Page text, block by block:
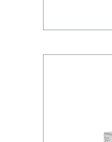
unterstützt. Sie
In den